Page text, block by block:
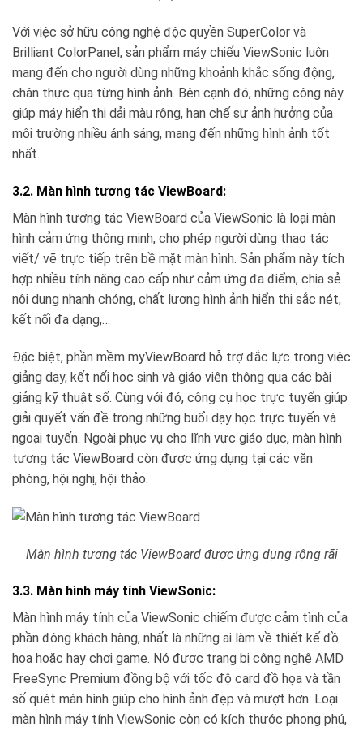
Với việc sở hữu công nghệ độc quyền SuperColor và
Brilliant ColorPanel, sản phẩm máy chiếu ViewSonic luôn
mang đến cho người dùng những khoảnh khắc sống động,
chân thực qua từng hình ảnh. Bên cạnh đó, những công này
giúp máy hiển thị dải màu rộng, hạn chế sự ảnh hưởng của
môi trường nhiều ánh sáng, mang đến những hình ảnh tốt
nhất.
3.2. Màn hình tương tác ViewBoard:
Màn hình tương tác ViewBoard của ViewSonic là loại màn
hình cảm ứng thông minh, cho phép người dùng thao tác
viết/ vẽ trực tiếp trên bề mặt màn hình. Sản phẩm này tích
hợp nhiều tính năng cao cấp như cảm ứng đa điểm, chia sẻ
nội dung nhanh chóng, chất lượng hình ảnh hiển thị sắc nét,
kết nối đa dạng,…
Đặc biệt, phần mềm myViewBoard hỗ trợ đắc lực trong việc
giảng dạy, kết nối học sinh và giáo viên thông qua các bài
giảng kỹ thuật số. Cùng với đó, công cụ học trực tuyến giúp
giải quyết vấn đề trong những buổi dạy học trực tuyến và
ngoại tuyến. Ngoài phục vụ cho lĩnh vực giáo dục, màn hình
tương tác ViewBoard còn được ứng dụng tại các văn
phòng, hội nghị, hội thảo.
Màn hình tương tác ViewBoard được ứng dụng rộng rãi
3.3. Màn hình máy tính ViewSonic:
Màn hình máy tính của ViewSonic chiếm được cảm tình của
phần đông khách hàng, nhất là những ai làm về thiết kế đồ
họa hoặc hay chơi game. Nó được trang bị công nghệ AMD
FreeSync Premium đồng bộ với tốc độ card đồ họa và tần
số quét màn hình giúp cho hình ảnh đẹp và mượt hơn. Loại
màn hình máy tính ViewSonic còn có kích thước phong phú,